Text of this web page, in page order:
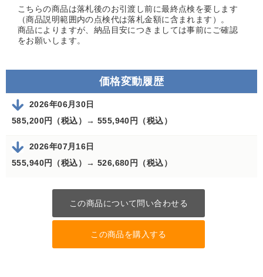
こちらの商品は落札後のお引渡し前に最終点検を要します
（商品説明範囲内の点検代は落札金額に含まれます）。
商品によりますが、納品目安につきましては事前にご確認
をお願いします。
価格変動履歴
2026年06月30日
585,200円（税込）→ 555,940円（税込）
2026年07月16日
555,940円（税込）→ 526,680円（税込）
この商品について問い合わせる
この商品を購入する